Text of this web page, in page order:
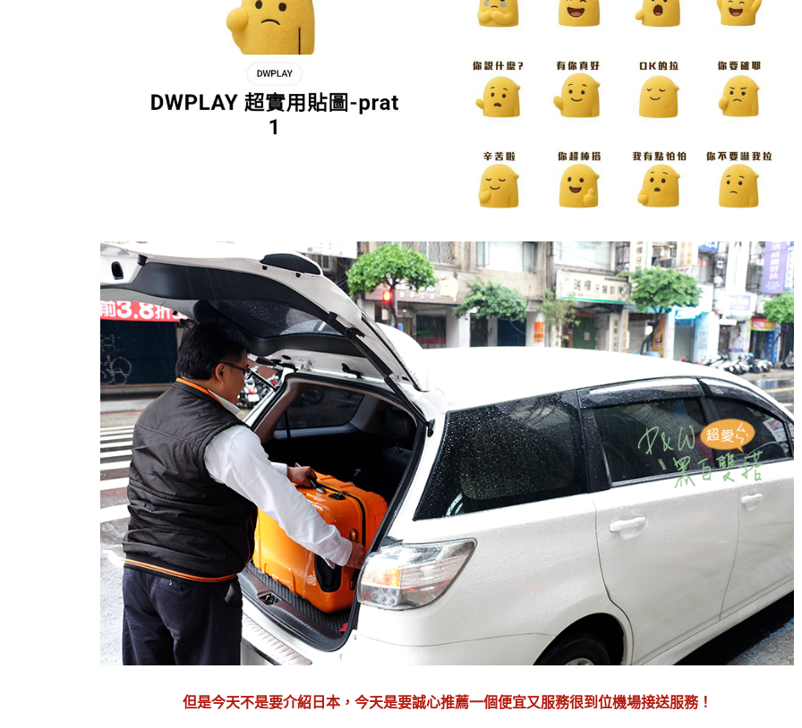
但是今天不是要介紹日本，今天是要誠心推薦一個便宜又服務很到位機場接送服務！